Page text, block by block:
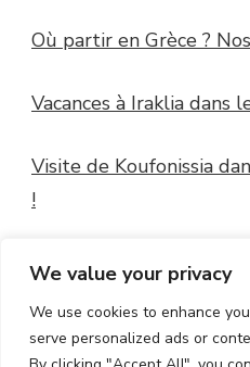
We value your privacy
We use cookies to enhance
serve personalized ads or
Où partir en Grèce ?
Vacances à Iraklia dans
Visite de Koufonissia
!
Windguru Guidel